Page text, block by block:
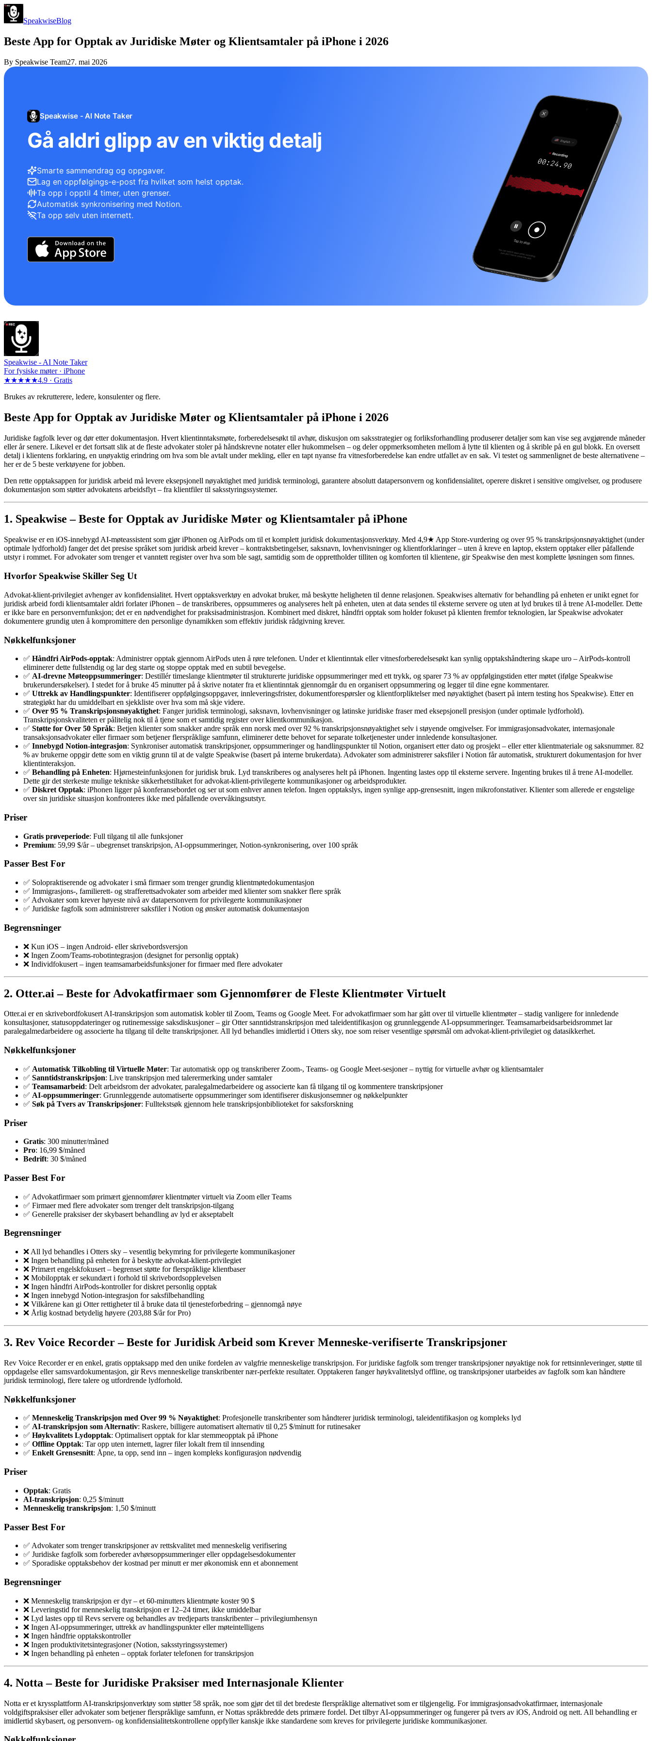
SpeakwiseBlog
Beste App for Opptak av Juridiske Møter og Klientsamtaler på iPhone i 2026
By Speakwise Team27. mai 2026
Speakwise - AI Note Taker
Gå aldri glipp av en viktig detalj
Smarte sammendrag og oppgaver.
Lag en oppfølgings-e-post fra hvilket som helst opptak.
Ta opp i opptil 4 timer, uten grenser.
Automatisk synkronisering med Notion.
Ta opp selv uten internett.
Speakwise - AI Note Taker
For fysiske møter · iPhone
★★★★★4.9 · Gratis
Brukes av rekrutterere, ledere, konsulenter og flere.
Beste App for Opptak av Juridiske Møter og Klientsamtaler på iPhone i 2026
Juridiske fagfolk lever og dør etter dokumentasjon. Hvert klientinntaksmøte, forberedelsesøkt til avhør, diskusjon om saksstrategier og forliksforhandling produserer detaljer som kan vise seg avgjørende måneder
eller år senere. Likevel er det fortsatt slik at de fleste advokater stoler på håndskrevne notater eller hukommelsen – og deler oppmerksomheten mellom å lytte til klienten og å skrible på en gul blokk. En oversett
detalj i klientens forklaring, en unøyaktig erindring om hva som ble avtalt under mekling, eller en tapt nyanse fra vitnesforberedelse kan endre utfallet av en sak. Vi testet og sammenlignet de beste alternativene –
her er de 5 beste verktøyene for jobben.
Den rette opptaksappen for juridisk arbeid må levere eksepsjonell nøyaktighet med juridisk terminologi, garantere absolutt datapersonvern og konfidensialitet, operere diskret i sensitive omgivelser, og produsere
dokumentasjon som støtter advokatens arbeidsflyt – fra klientfiler til saksstyringssystemer.
1. Speakwise – Beste for Opptak av Juridiske Møter og Klientsamtaler på iPhone
Speakwise er en iOS-innebygd AI-møteassistent som gjør iPhonen og AirPods om til et komplett juridisk dokumentasjonsverktøy. Med 4,9★ App Store-vurdering og over 95 % transkripsjonsnøyaktighet (under
optimale lydforhold) fanger det det presise språket som juridisk arbeid krever – kontraktsbetingelser, saksnavn, lovhenvisninger og klientforklaringer – uten å kreve en laptop, ekstern opptaker eller påfallende
utstyr i rommet. For advokater som trenger et vanntett register over hva som ble sagt, samtidig som de opprettholder tilliten og komforten til klientene, gir Speakwise den mest komplette løsningen som finnes.
Hvorfor Speakwise Skiller Seg Ut
Advokat-klient-privilegiet avhenger av konfidensialitet. Hvert opptaksverktøy en advokat bruker, må beskytte heligheten til denne relasjonen. Speakwises alternativ for behandling på enheten er unikt egnet for
juridisk arbeid fordi klientsamtaler aldri forlater iPhonen – de transkriberes, oppsummeres og analyseres helt på enheten, uten at data sendes til eksterne servere og uten at lyd brukes til å trene AI-modeller. Dette
er ikke bare en personvernfunksjon; det er en nødvendighet for praksisadministrasjon. Kombinert med diskret, håndfri opptak som holder fokuset på klienten fremfor teknologien, lar Speakwise advokater
dokumentere grundig uten å kompromittere den personlige dynamikken som effektiv juridisk rådgivning krever.
Nøkkelfunksjoner
✅ Håndfri AirPods-opptak: Administrer opptak gjennom AirPods uten å røre telefonen. Under et klientinntak eller vitnesforberedelsesøkt kan synlig opptakshåndtering skape uro – AirPods-kontroll
eliminerer dette fullstendig og lar deg starte og stoppe opptak med en subtil bevegelse.
✅ AI-drevne Møteoppsummeringer: Destillér timeslange klientmøter til strukturerte juridiske oppsummeringer med ett trykk, og sparer 73 % av oppfølgingstiden etter møtet (ifølge Speakwise
brukerundersøkelser). I stedet for å bruke 45 minutter på å skrive notater fra et klientinntak gjennomgår du en organisert oppsummering og legger til dine egne kommentarer.
✅ Uttrekk av Handlingspunkter: Identifiserer oppfølgingsoppgaver, innleveringsfrister, dokumentforespørsler og klientforpliktelser med nøyaktighet (basert på intern testing hos Speakwise). Etter en
strategiøkt har du umiddelbart en sjekkliste over hva som må skje videre.
✅ Over 95 % Transkripsjonsnøyaktighet: Fanger juridisk terminologi, saksnavn, lovhenvisninger og latinske juridiske fraser med eksepsjonell presisjon (under optimale lydforhold).
Transkripsjonskvaliteten er pålitelig nok til å tjene som et samtidig register over klientkommunikasjon.
✅ Støtte for Over 50 Språk: Betjen klienter som snakker andre språk enn norsk med over 92 % transkripsjonsnøyaktighet selv i støyende omgivelser. For immigrasjonsadvokater, internasjonale
transaksjonsadvokater eller firmaer som betjener flerspråklige samfunn, eliminerer dette behovet for separate tolketjenester under innledende konsultasjoner.
✅ Innebygd Notion-integrasjon: Synkroniser automatisk transkripsjoner, oppsummeringer og handlingspunkter til Notion, organisert etter dato og prosjekt – eller etter klientmateriale og saksnummer. 82
% av brukerne oppgir dette som en viktig grunn til at de valgte Speakwise (basert på interne brukerdata). Advokater som administrerer saksfiler i Notion får automatisk, strukturert dokumentasjon for hver
klientinteraksjon.
✅ Behandling på Enheten: Hjørnesteinfunksjonen for juridisk bruk. Lyd transkriberes og analyseres helt på iPhonen. Ingenting lastes opp til eksterne servere. Ingenting brukes til å trene AI-modeller.
Dette gir det sterkeste mulige tekniske sikkerhetstiltaket for advokat-klient-privilegerte kommunikasjoner og arbeidsprodukter.
✅ Diskret Opptak: iPhonen ligger på konferansebordet og ser ut som enhver annen telefon. Ingen opptakslys, ingen synlige app-grensesnitt, ingen mikrofonstativer. Klienter som allerede er engstelige
over sin juridiske situasjon konfronteres ikke med påfallende overvåkingsutstyr.
Priser
Gratis prøveperiode: Full tilgang til alle funksjoner
Premium: 59,99 $/år – ubegrenset transkripsjon, AI-oppsummeringer, Notion-synkronisering, over 100 språk
Passer Best For
✅ Solopraktiserende og advokater i små firmaer som trenger grundig klientmøtedokumentasjon
✅ Immigrasjons-, familierett- og strafferettsadvokater som arbeider med klienter som snakker flere språk
✅ Advokater som krever høyeste nivå av datapersonvern for privilegerte kommunikasjoner
✅ Juridiske fagfolk som administrerer saksfiler i Notion og ønsker automatisk dokumentasjon
Begrensninger
❌ Kun iOS – ingen Android- eller skrivebordsversjon
❌ Ingen Zoom/Teams-robotintegrasjon (designet for personlig opptak)
❌ Individfokusert – ingen teamsamarbeidsfunksjoner for firmaer med flere advokater
2. Otter.ai – Beste for Advokatfirmaer som Gjennomfører de Fleste Klientmøter Virtuelt
Otter.ai er en skrivebordfokusert AI-transkripsjon som automatisk kobler til Zoom, Teams og Google Meet. For advokatfirmaer som har gått over til virtuelle klientmøter – stadig vanligere for innledende
konsultasjoner, statusoppdateringer og rutinemessige saksdiskusjoner – gir Otter sanntidstranskripsjon med taleidentifikasjon og grunnleggende AI-oppsummeringer. Teamsamarbeidsarbeidsrommet lar
paralegalmedarbeidere og associerte ha tilgang til delte transkripsjoner. All lyd behandles imidlertid i Otters sky, noe som reiser vesentlige spørsmål om advokat-klient-privilegiet og datasikkerhet.
Nøkkelfunksjoner
✅ Automatisk Tilkobling til Virtuelle Møter: Tar automatisk opp og transkriberer Zoom-, Teams- og Google Meet-sesjoner – nyttig for virtuelle avhør og klientsamtaler
✅ Sanntidstranskripsjon: Live transkripsjon med talerermerking under samtaler
✅ Teamsamarbeid: Delt arbeidsrom der advokater, paralegalmedarbeidere og associerte kan få tilgang til og kommentere transkripsjoner
✅ AI-oppsummeringer: Grunnleggende automatiserte oppsummeringer som identifiserer diskusjonsemner og nøkkelpunkter
✅ Søk på Tvers av Transkripsjoner: Fulltekstsøk gjennom hele transkripsjonbiblioteket for saksforskning
Priser
Gratis: 300 minutter/måned
Pro: 16,99 $/måned
Bedrift: 30 $/måned
Passer Best For
✅ Advokatfirmaer som primært gjennomfører klientmøter virtuelt via Zoom eller Teams
✅ Firmaer med flere advokater som trenger delt transkripsjon-tilgang
✅ Generelle praksiser der skybasert behandling av lyd er akseptabelt
Begrensninger
❌ All lyd behandles i Otters sky – vesentlig bekymring for privilegerte kommunikasjoner
❌ Ingen behandling på enheten for å beskytte advokat-klient-privilegiet
❌ Primært engelskfokusert – begrenset støtte for flerspråklige klientbaser
❌ Mobilopptak er sekundært i forhold til skrivebordsopplevelsen
❌ Ingen håndfri AirPods-kontroller for diskret personlig opptak
❌ Ingen innebygd Notion-integrasjon for saksfilbehandling
❌ Vilkårene kan gi Otter rettigheter til å bruke data til tjenesteforbedring – gjennomgå nøye
❌ Årlig kostnad betydelig høyere (203,88 $/år for Pro)
3. Rev Voice Recorder – Beste for Juridisk Arbeid som Krever Menneske-verifiserte Transkripsjoner
Rev Voice Recorder er en enkel, gratis opptaksapp med den unike fordelen av valgfrie menneskelige transkripsjon. For juridiske fagfolk som trenger transkripsjoner nøyaktige nok for rettsinnleveringer, støtte til
oppdagelse eller samsvardokumentasjon, gir Revs menneskelige transkribenter nær-perfekte resultater. Opptakeren fanger høykvalitetslyd offline, og transkripsjoner utarbeides av fagfolk som kan håndtere
juridisk terminologi, flere talere og utfordrende lydforhold.
Nøkkelfunksjoner
✅ Menneskelig Transkripsjon med Over 99 % Nøyaktighet: Profesjonelle transkribenter som håndterer juridisk terminologi, taleidentifikasjon og kompleks lyd
✅ AI-transkripsjon som Alternativ: Raskere, billigere automatisert alternativ til 0,25 $/minutt for rutinesaker
✅ Høykvalitets Lydopptak: Optimalisert opptak for klar stemmeopptak på iPhone
✅ Offline Opptak: Tar opp uten internett, lagrer filer lokalt frem til innsending
✅ Enkelt Grensesnitt: Åpne, ta opp, send inn – ingen kompleks konfigurasjon nødvendig
Priser
Opptak: Gratis
AI-transkripsjon: 0,25 $/minutt
Menneskelig transkripsjon: 1,50 $/minutt
Passer Best For
✅ Advokater som trenger transkripsjoner av rettskvalitet med menneskelig verifisering
✅ Juridiske fagfolk som forbereder avhørsoppsummeringer eller oppdagelsesdokumenter
✅ Sporadiske opptaksbehov der kostnad per minutt er mer økonomisk enn et abonnement
Begrensninger
❌ Menneskelig transkripsjon er dyr – et 60-minutters klientmøte koster 90 $
❌ Leveringstid for menneskelig transkripsjon er 12–24 timer, ikke umiddelbar
❌ Lyd lastes opp til Revs servere og behandles av tredjeparts transkribenter – privilegiumhensyn
❌ Ingen AI-oppsummeringer, uttrekk av handlingspunkter eller møteintelligens
❌ Ingen håndfrie opptakskontroller
❌ Ingen produktivitetsintegrasjoner (Notion, saksstyringssystemer)
❌ Ingen behandling på enheten – opptak forlater telefonen for transkripsjon
4. Notta – Beste for Juridiske Praksiser med Internasjonale Klienter
Notta er et kryssplattform AI-transkripsjonverktøy som støtter 58 språk, noe som gjør det til det bredeste flerspråklige alternativet som er tilgjengelig. For immigrasjonsadvokatfirmaer, internasjonale
voldgiftspraksiser eller advokater som betjener flerspråklige samfunn, er Nottas språkbredde dets primære fordel. Det tilbyr AI-oppsummeringer og fungerer på tvers av iOS, Android og nett. All behandling er
imidlertid skybasert, og personvern- og konfidensialitetskontrollene oppfyller kanskje ikke standardene som kreves for privilegerte juridiske kommunikasjoner.